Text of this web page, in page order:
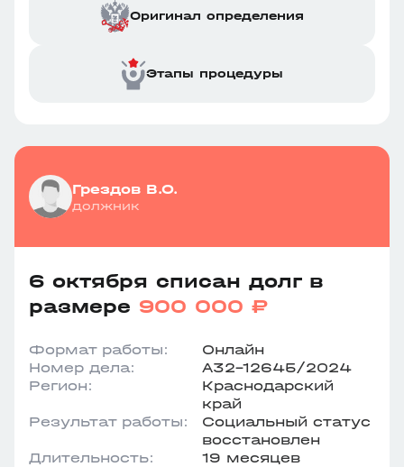
Оригинал определения
Этапы процедуры
Грездов В.О.
должник
6 октября списан долг в
размере 900 000 ₽
Формат работы:
Онлайн
Номер дела:
А32-12645/2024
Регион:
Краснодарский
край
Результат работы:
Социальный статус
восстановлен
Длительность:
19 месяцев